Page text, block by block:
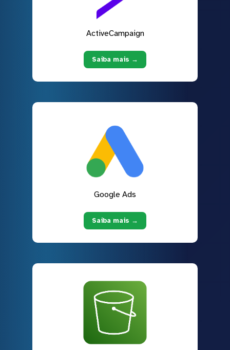
ActiveCampaign
Saiba mais →
Google Ads
Saiba mais →